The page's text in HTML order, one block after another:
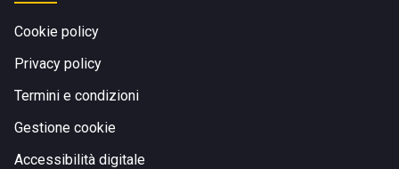
Cookie policy
Privacy policy
Termini e condizioni
Gestione cookie
Accessibilità digitale